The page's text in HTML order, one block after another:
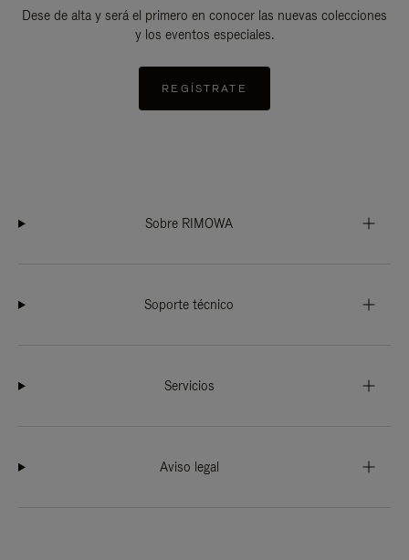
Dese de alta y será el primero en conocer las nuevas colecciones
y los eventos especiales.
REGÍSTRATE
Sobre RIMOWA
Soporte técnico
Servicios
Aviso legal